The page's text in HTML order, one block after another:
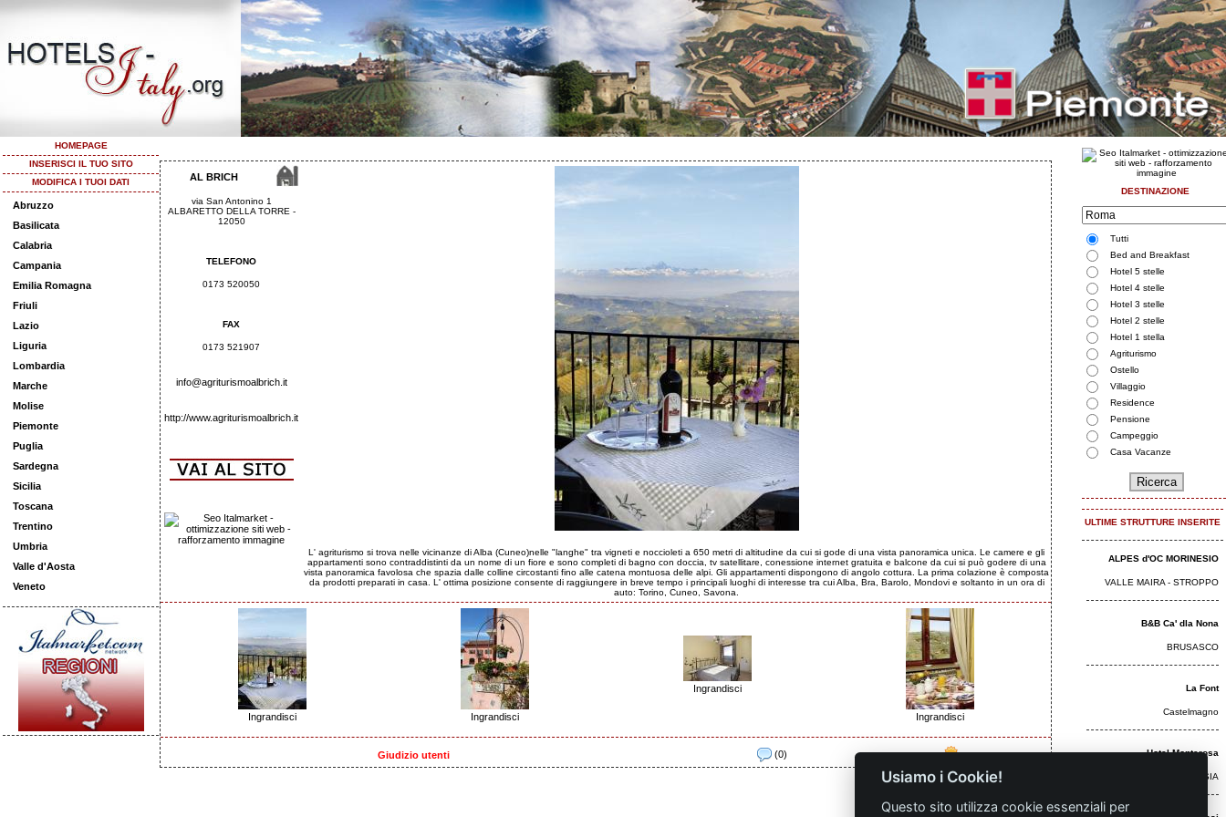
HOMEPAGE
INSERISCI IL TUO SITO
MODIFICA I TUOI DATI
Abruzzo
Basilicata
Calabria
Campania
Emilia Romagna
Friuli
Lazio
Liguria
Lombardia
Marche
Molise
Piemonte
Puglia
Sardegna
Sicilia
Toscana
Trentino
Umbria
Valle d'Aosta
Veneto
DESTINAZIONE
Tutti
Bed and Breakfast
Hotel 5 stelle
Hotel 4 stelle
Hotel 3 stelle
Hotel 2 stelle
Hotel 1 stella
Agriturismo
Ostello
Villaggio
Residence
Pensione
Campeggio
Casa Vacanze
ULTIME STRUTTURE INSERITE
ALPES d'OC MORINESIO
VALLE MAIRA - STROPPO
B&B Ca' dla Nona
BRUSASCO
La Font
Castelmagno
Hotel Monterosa
ALAGNA VALSESIA
AL BRICH
via San Antonino 1
ALBARETTO DELLA TORRE -
12050
TELEFONO
0173 520050
FAX
0173 521907
info@agriturismoalbrich.it
http://www.agriturismoalbrich.it
L' agriturismo si trova nelle vicinanze di Alba (Cuneo)nelle "langhe" tra vigneti e noccioleti a 650 metri di altitudine da cui si gode di una vista panoramica unica. Le camere e gli
appartamenti sono contraddistinti da un nome di un fiore e sono completi di bagno con doccia, tv satellitare, conessione internet gratuita e balcone da cui si può godere di una
vista panoramica favolosa che spazia dalle colline circostanti fino alle catena montuosa delle alpi. Gli appartamenti dispongono di angolo cottura. La prima colazione è composta
da prodotti preparati in casa. L' ottima posizione consente di raggiungere in breve tempo i principali luoghi di interesse tra cui Alba, Bra, Barolo, Mondovi e soltanto in un ora di
auto: Torino, Cuneo, Savona.
Ingrandisci Ingrandisci
Ingrandisci
Ingrandisci
Giudizio utenti (0)
Usiamo i Cookie!
Questo sito utilizza cookie essenziali per